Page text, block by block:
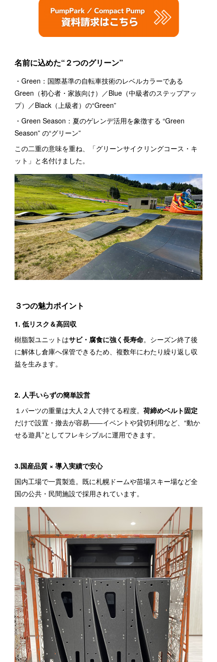
名前に込めた“２つのグリーン”
・Green：国際基準の自転車技術のレベルカラーである
Green（初心者・家族向け）／Blue（中級者のステップアッ
プ）／Black（上級者）の“Green”
・Green Season：夏のゲレンデ活用を象徴する “Green
Season” の“グリーン”
この二重の意味を重ね、「グリーンサイクリングコース・キ
ット」と名付けました。
３つの魅力ポイント
1. 低リスク＆高回収
樹脂製ユニットはサビ・腐食に強く長寿命。シーズン終了後
に解体し倉庫へ保管できるため、複数年にわたり繰り返し収
益を生みます。
2. 人手いらずの簡単設営
１パーツの重量は大人２人で持てる程度。 荷締めベルト固定
だけで設置・撤去が容易――イベントや貸切利用など、“動か
せる遊具”としてフレキシブルに運用できます。
3.国産品質 × 導入実績で安心
国内工場で一貫製造。既に札幌ドームや苗場スキー場など全
国の公共・民間施設で採用されています。